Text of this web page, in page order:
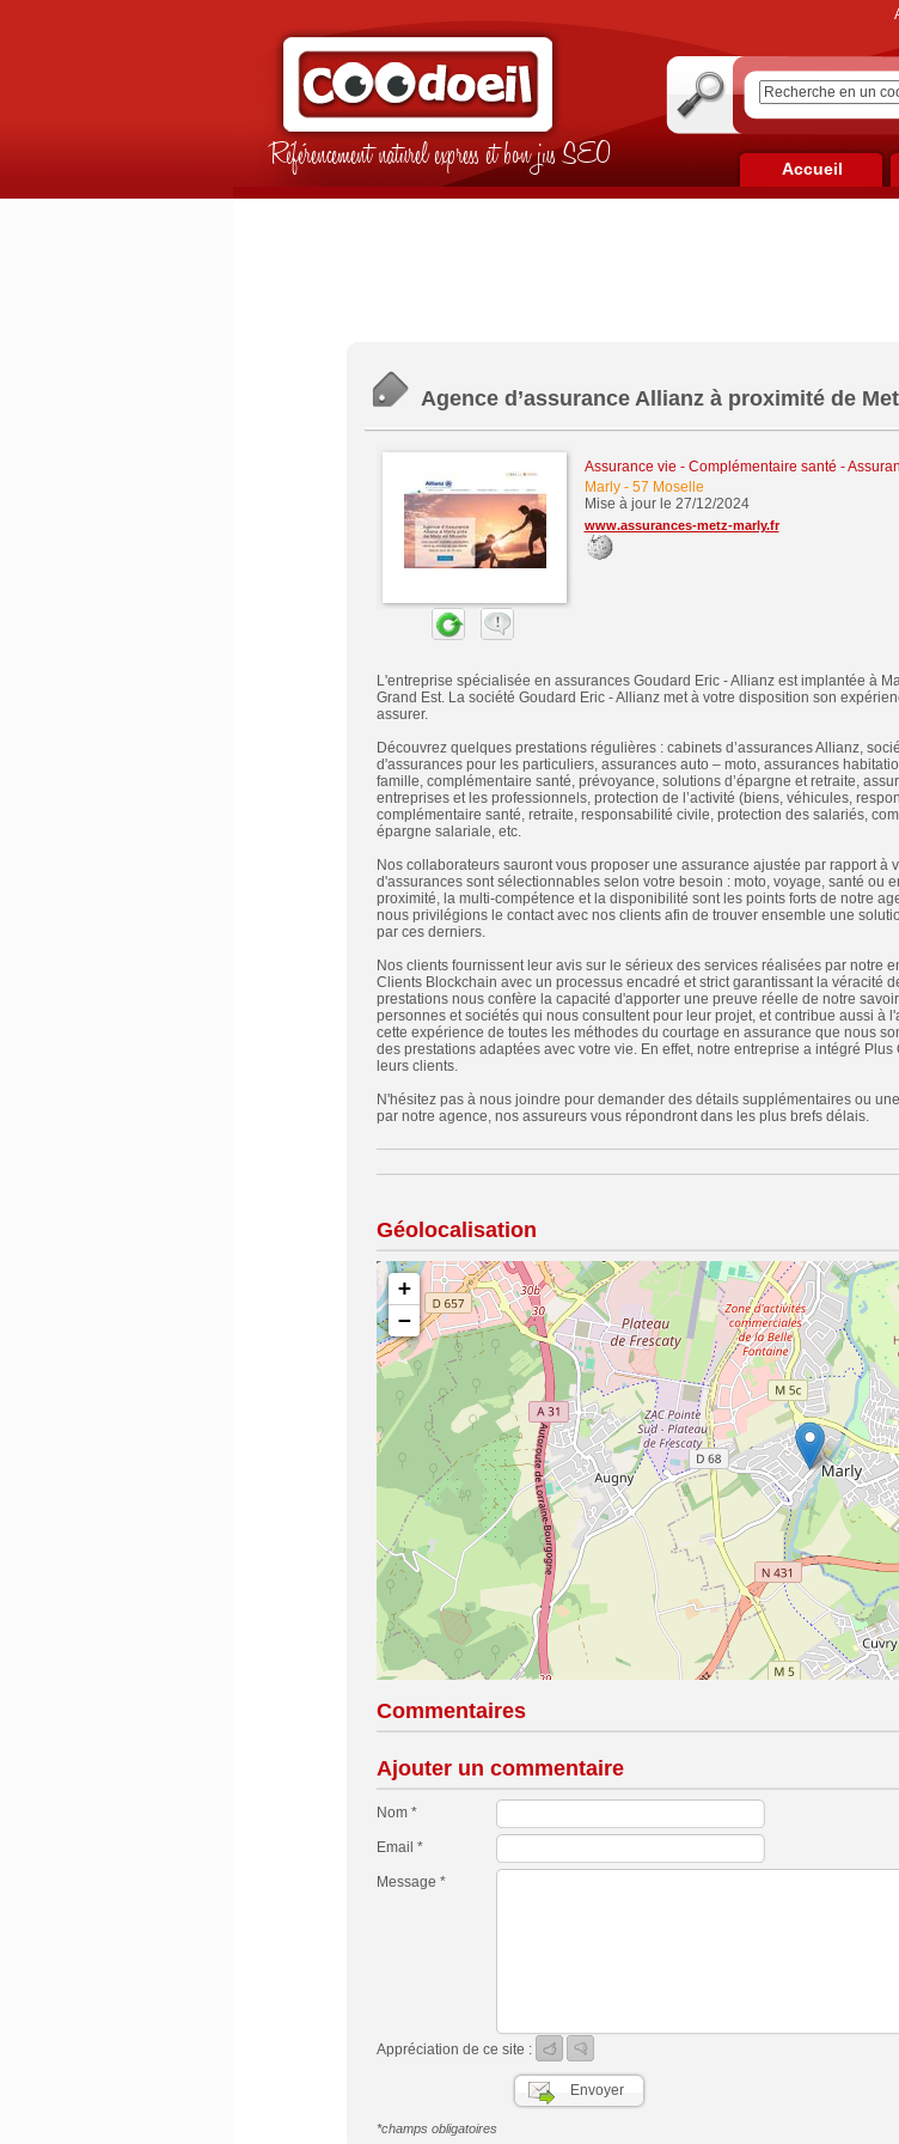
Référencement naturel express et bon jus SEO Accueil
Agence d’assurance Allianz à proximité de
Assurance vie - Complémentaire santé -
Marly- 57 Moselle
Mise à jour le 27/12/2024
www.assurances-metz-marly.fr
L'entreprise spécialisée en assurances Goudard Eric - Allianz est implantée à
Grand Est. La société Goudard Eric - Allianz met à votre disposition son
assurer.
Découvrez quelques prestations régulières : cabinets d’assurances Allianz,
d'assurances pour les particuliers, assurances auto – moto, assurances
famille, complémentaire santé, prévoyance, solutions d’épargne et retraite,
entreprises et les professionnels, protection de l’activité (biens, véhicules,
complémentaire santé, retraite, responsabilité civile, protection des salariés,
épargne salariale, etc.
Nos collaborateurs sauront vous proposer une assurance ajustée par rapport à
d'assurances sont sélectionnables selon votre besoin : moto, voyage, santé ou
proximité, la multi-compétence et la disponibilité sont les points forts de notre
nous privilégions le contact avec nos clients afin de trouver ensemble une
par ces derniers.
Nos clients fournissent leur avis sur le sérieux des services réalisées par notre
Clients Blockchain avec un processus encadré et strict garantissant la véracité
prestations nous confère la capacité d'apporter une preuve réelle de notre
personnes et sociétés qui nous consultent pour leur projet, et contribue aussi à
cette expérience de toutes les méthodes du courtage en assurance que nous
des prestations adaptées avec votre vie. En effet, notre entreprise a intégré
leurs clients.
N'hésitez pas à nous joindre pour demander des détails supplémentaires ou
par notre agence, nos assureurs vous répondront dans les plus brefs délais.
Géolocalisation
+
−
Commentaires
Ajouter un commentaire
Nom *
Email *
Message *
Appréciation de ce site :
*champs obligatoires